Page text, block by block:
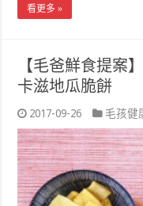
看更多 »
【毛爸鮮食提案
卡滋地瓜脆餅
2017-09-26 毛孩健